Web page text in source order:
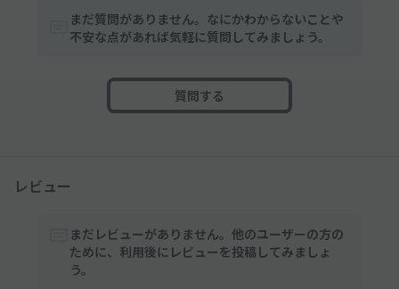
まだ質問がありません。なにかわからないことや
不安な点があれば気軽に質問してみましょう。
質問する
レビュー
まだレビューがありません。他のユーザーの方の
ために、利用後にレビューを投稿してみましょ
う。